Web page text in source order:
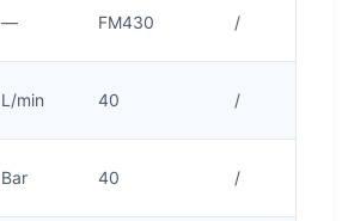
— FM430 /
L/min 40 /
Bar 40 /